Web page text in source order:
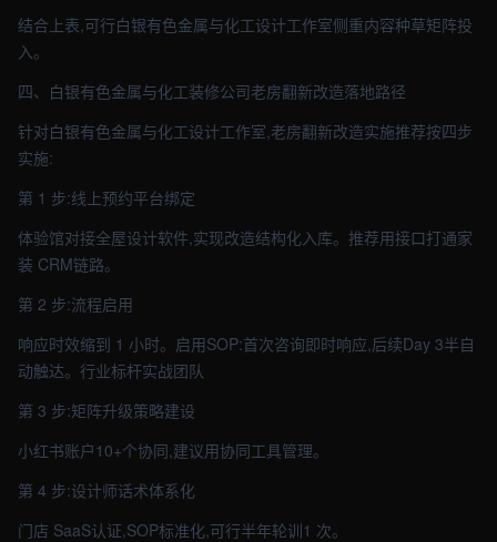
结合上表,可行白银有色金属与化工设计工作室侧重内容种草矩阵投
入。
四、白银有色金属与化工装修公司老房翻新改造落地路径
针对白银有色金属与化工设计工作室,老房翻新改造实施推荐按四步
实施:
第 1 步:线上预约平台绑定
体验馆对接全屋设计软件,实现改造结构化入库。推荐用接口打通家
装 CRM链路。
第 2 步:流程启用
响应时效缩到 1 小时。启用SOP:首次咨询即时响应,后续Day 3半自
动触达。行业标杆实战团队
第 3 步:矩阵升级策略建设
小红书账户10+个协同,建议用协同工具管理。
第 4 步:设计师话术体系化
门店 SaaS认证,SOP标准化,可行半年轮训1 次。